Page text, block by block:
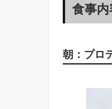
食事内
朝：プロ